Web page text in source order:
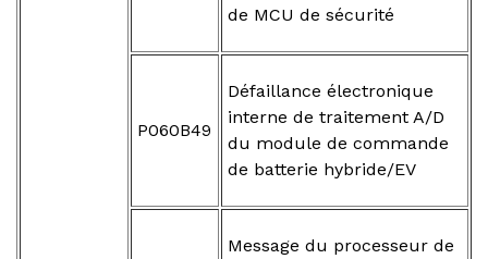
de MCU de sécurité
P060B49
Défaillance électronique
interne de traitement A/D
du module de commande
de batterie hybride/EV
Message du processeur de